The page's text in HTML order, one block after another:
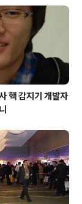
핵 감지기 개발자